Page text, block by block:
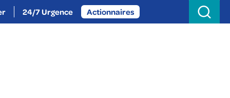
24/7 Urgence Actionnaires
for: